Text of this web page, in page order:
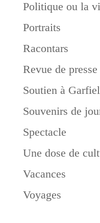
Politique ou la
Portraits
Racontars
Revue de presse
Soutien à
Souvenirs de
Spectacle
Une dose de
Vacances
Voyages